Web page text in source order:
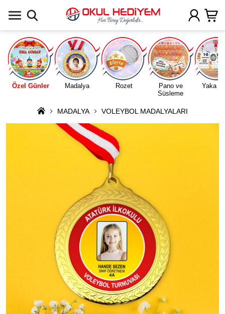
Özel Günler Madalya Rozet
Pano ve
Süsleme
Yaka
MADALYA VOLEYBOL MADALYALARI
Uygulamada Aç